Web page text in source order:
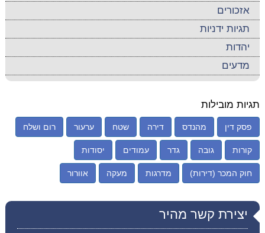
אזכורים
תגיות ידניות
יהדות
מדעים
תגיות מובילות
פסק דין מהנדס דירה שטח ערעור רום ושלח
קורות גובה גדר עמודים יסודות
חוק המכר (דירות) מדרגות מעקה אוורור
יצירת קשר מהיר